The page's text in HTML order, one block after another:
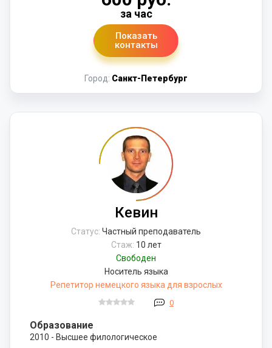
Город: Санкт-Петербург
за час
Показать
контакты
Кевин
Статус: Частный преподаватель
Стаж: 10 лет
Свободен
Носитель языка
Репетитор немецкого языка для взрослых
0
Образование
2010 - Высшее филологическое